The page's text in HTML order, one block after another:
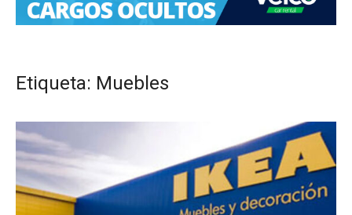
Etiqueta: Muebles